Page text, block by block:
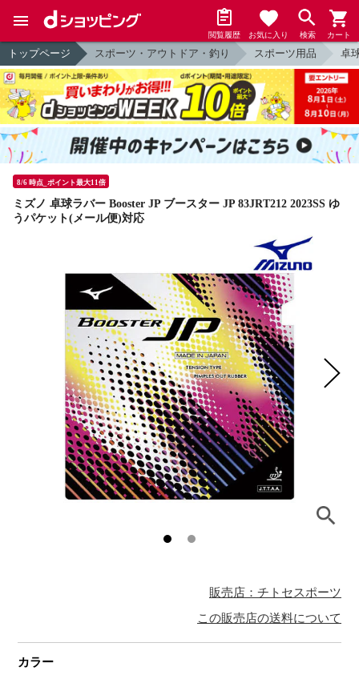
閲覧履歴 お気に入り 検索 カート
トップページ スポーツ・アウトドア・釣り スポーツ用品 卓
8/6 時点_ポイント最大11倍
ミズノ 卓球ラバー Booster JP ブースター JP 83JRT212 2023SS ゆ
うパケット(メール便)対応
販売店：チトセスポーツ
この販売店の送料について
カラー